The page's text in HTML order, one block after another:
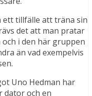
ett tillfälle att träna sin
det att man pratar
i den här gruppen
än vad exempelvis
Uno Hedman har
dator och en